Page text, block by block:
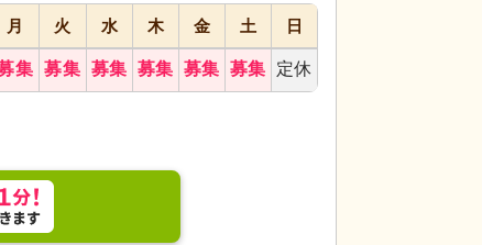
中、スタッフが利用者に寄り添い、丁寧に話を
月 火 水 木 金 土 日
集 募集 募集 募集 募集 募集 定休